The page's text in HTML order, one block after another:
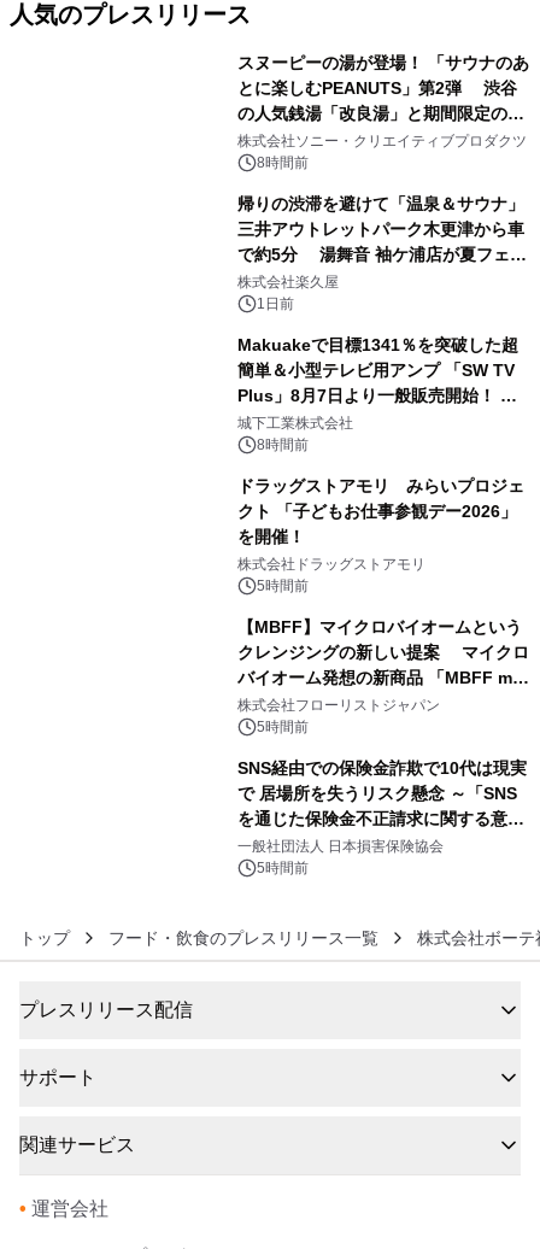
人気のプレスリリース
スヌーピーの湯が登場！ 「サウナのあ
とに楽しむPEANUTS」第2弾 渋谷
の人気銭湯「改良湯」と期間限定のコ
ラボレーション サウナイキタイコラ
ボグッズも発売決定！
株式会社ソニー・クリエイティブプロダクツ
8時間前
帰りの渋滞を避けて「温泉＆サウナ」
三井アウトレットパーク木更津から車
で約5分 湯舞音 袖ケ浦店が夏フェア
メニューを提供
株式会社楽久屋
1日前
Makuakeで目標1341％を突破した超
簡単＆小型テレビ用アンプ 「SW TV
Plus」8月7日より一般販売開始！ ケ
ーブル1本つなぐだけ、テレビの音が
ぐっと豊かに
城下工業株式会社
8時間前
ドラッグストアモリ みらいプロジェ
クト 「子どもお仕事参観デー2026」
を開催！
株式会社ドラッグストアモリ
5時間前
【MBFF】マイクロバイオームという
クレンジングの新しい提案 マイクロ
バイオーム発想の新商品 「MBFF mb
クレンジングPRO」を2026年8月6日
発売
株式会社フローリストジャパン
5時間前
SNS経由での保険金詐欺で10代は現実
で 居場所を失うリスク懸念 ～「SNS
を通じた保険金不正請求に関する意識
調査」を実施、 認知度の低さも浮き彫
りに～
一般社団法人 日本損害保険協会
5時間前
トップ フード・飲食のプレスリリース一覧 株式会社ボーテ
プレスリリース配信
サポート
関連サービス
• 運営会社